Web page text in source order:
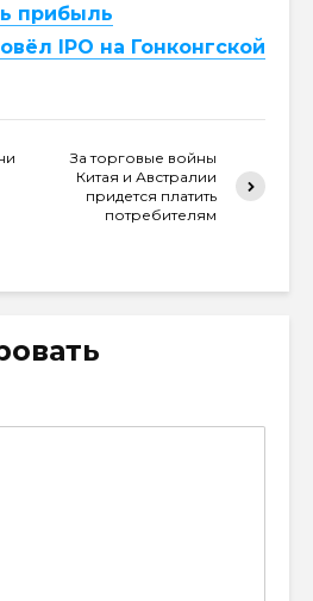
прибыль
IPO на Гонконгской
За торговые войны
Китая и Австралии
придется платить
потребителям